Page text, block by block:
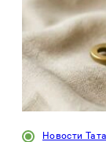
Новости